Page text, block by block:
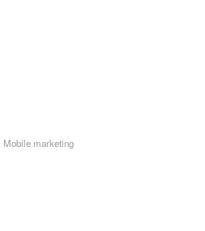
Mobile marketing